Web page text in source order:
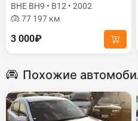
BHE BH9 • B12 • 2002
77 197 км
3 000₽
Похожие